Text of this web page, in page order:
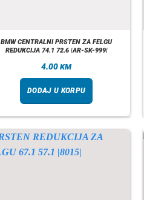
BMW CENTRALNI PRSTEN ZA FELGU
REDUKCIJA 74.1 72.6 |AR-SK-999|
4.00 KM
DODAJ U KORPU